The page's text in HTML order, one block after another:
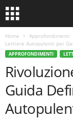
Home Approfondimenti
Lettiere Autopulenti per
APPROFONDIMENTI
Guida